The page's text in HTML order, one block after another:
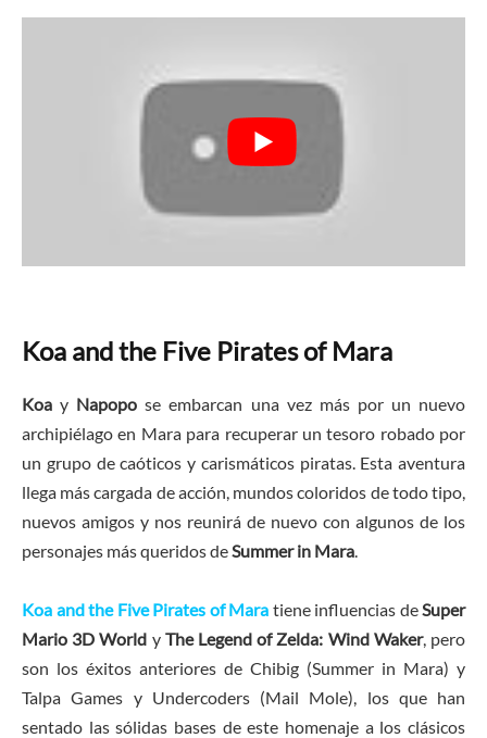
Koa and the Five Pirates of Mara
Koay Napopose embarcan una vez más por un nuevo
archipiélago en Mara para recuperar un tesoro robado por
un grupo de caóticos y carismáticos piratas. Esta aventura
llega más cargada de acción, mundos coloridos de todo tipo,
nuevos amigos y nos reunirá de nuevo con algunos de los
personajes más queridos de Summer in Mara
Koa and the Five Pirates of Mara tiene influencias de Super
Mario 3D World y The Legend of Zelda: Wind Waker, pero
son los éxitos anteriores de Chibig (Summer in Mara) y
Talpa Games y Undercoders (Mail Mole), los que han
sentado las sólidas bases de este homenaje a los clásicos